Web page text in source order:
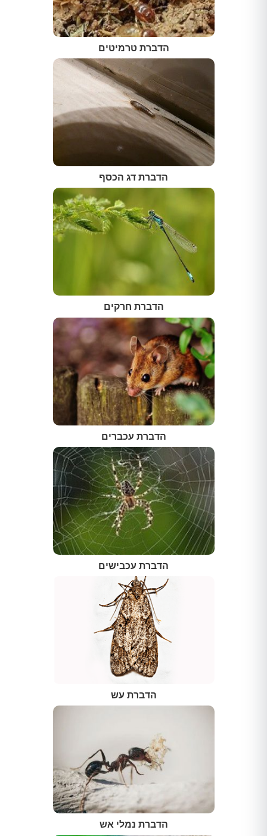
הדברת טרמיטים
הדברת דג הכסף
הדברת חרקים
הדברת עכברים
הדברת עכבישים
הדברת עש
הדברת נמלי אש